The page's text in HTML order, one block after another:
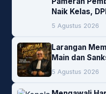
Naik Kelas,
Lokal Jadi
5 Agustus 2026
Larangan
Main dan
5 Agustus 2026